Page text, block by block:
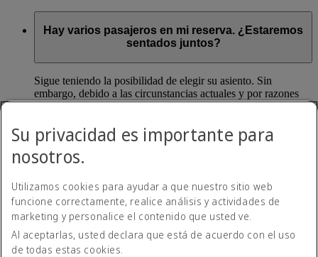
Hay varios pasajeros en mi reserva. ¿Estaremos
sentados juntos?
Sigue teniendo la posibilidad de elegir su asiento. Sin
embargo, debido a las circunstancias actuales y por razones
operativas, es posible que tengamos que cambiarle de asiento
elegir su asiento, tendrá derecho a un reembolso de acuerdo
con nuestras condiciones generales.
una misma reserva; sin embargo, depende de la
disponibilidad. Si desea asegurarse de que se van a sentar
juntos, puede seleccionar los asientos con antelación a través
deGestionar una reserva(se abre en la misma
ventana) . Pueden aplicarse cargos por selección de
asientos(se abre en la misma ventana)
Su privacidad es importante para
nosotros.
Utilizamos cookies para ayudar a que nuestro sitio web
funcione correctamente, realice análisis y actividades de
marketing y personalice el contenido que usted ve.
Al aceptarlas, usted declara que está de acuerdo con el uso
de todas estas cookies.